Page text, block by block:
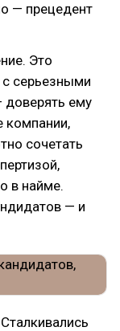
— прецедент
Это
с серьезными
доверять ему
компании,
сочетать
в найме.
— и